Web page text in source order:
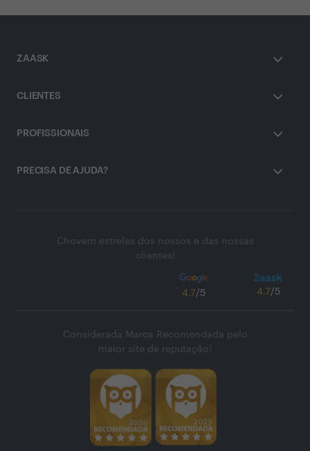
ZAASK
CLIENTES
PROFISSIONAIS
PRECISA DE AJUDA?
Chovem estrelas dos nossos e das nossas
clientes!
4.7/5 4.7/5
Considerada Marca Recomendada pelo
maior site de reputação!